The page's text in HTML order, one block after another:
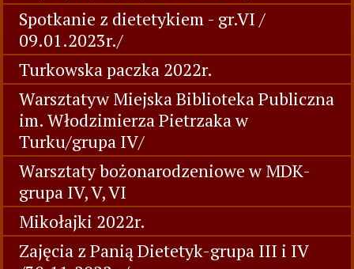
Spotkanie z dietetykiem - gr.VI /
09.01.2023r./
Turkowska paczka 2022r.
Warsztatyw Miejska Biblioteka Publiczna
im. Włodzimierza Pietrzaka w
Turku/grupa IV/
Warsztaty bożonarodzeniowe w MDK-
grupa IV, V, VI
Mikołajki 2022r.
Zajęcia z Panią Dietetyk-grupa III i IV